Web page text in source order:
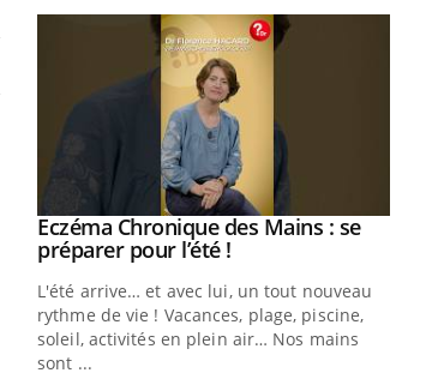
Youtube
Eczéma Chronique des Mains : se
préparer pour l’été !Youtube
L'été arrive… et avec lui, un tout nouveau
rythme de vie ! Vacances, plage, piscine,
soleil, activités en plein air… Nos mains
sont ...